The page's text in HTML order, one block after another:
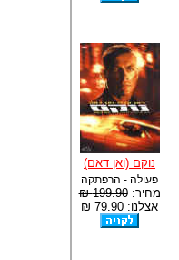
נוקם (ואן דאם)
פעולה - הרפתקה
מחיר:199.90 ₪
אצלנו: 79.90 ₪